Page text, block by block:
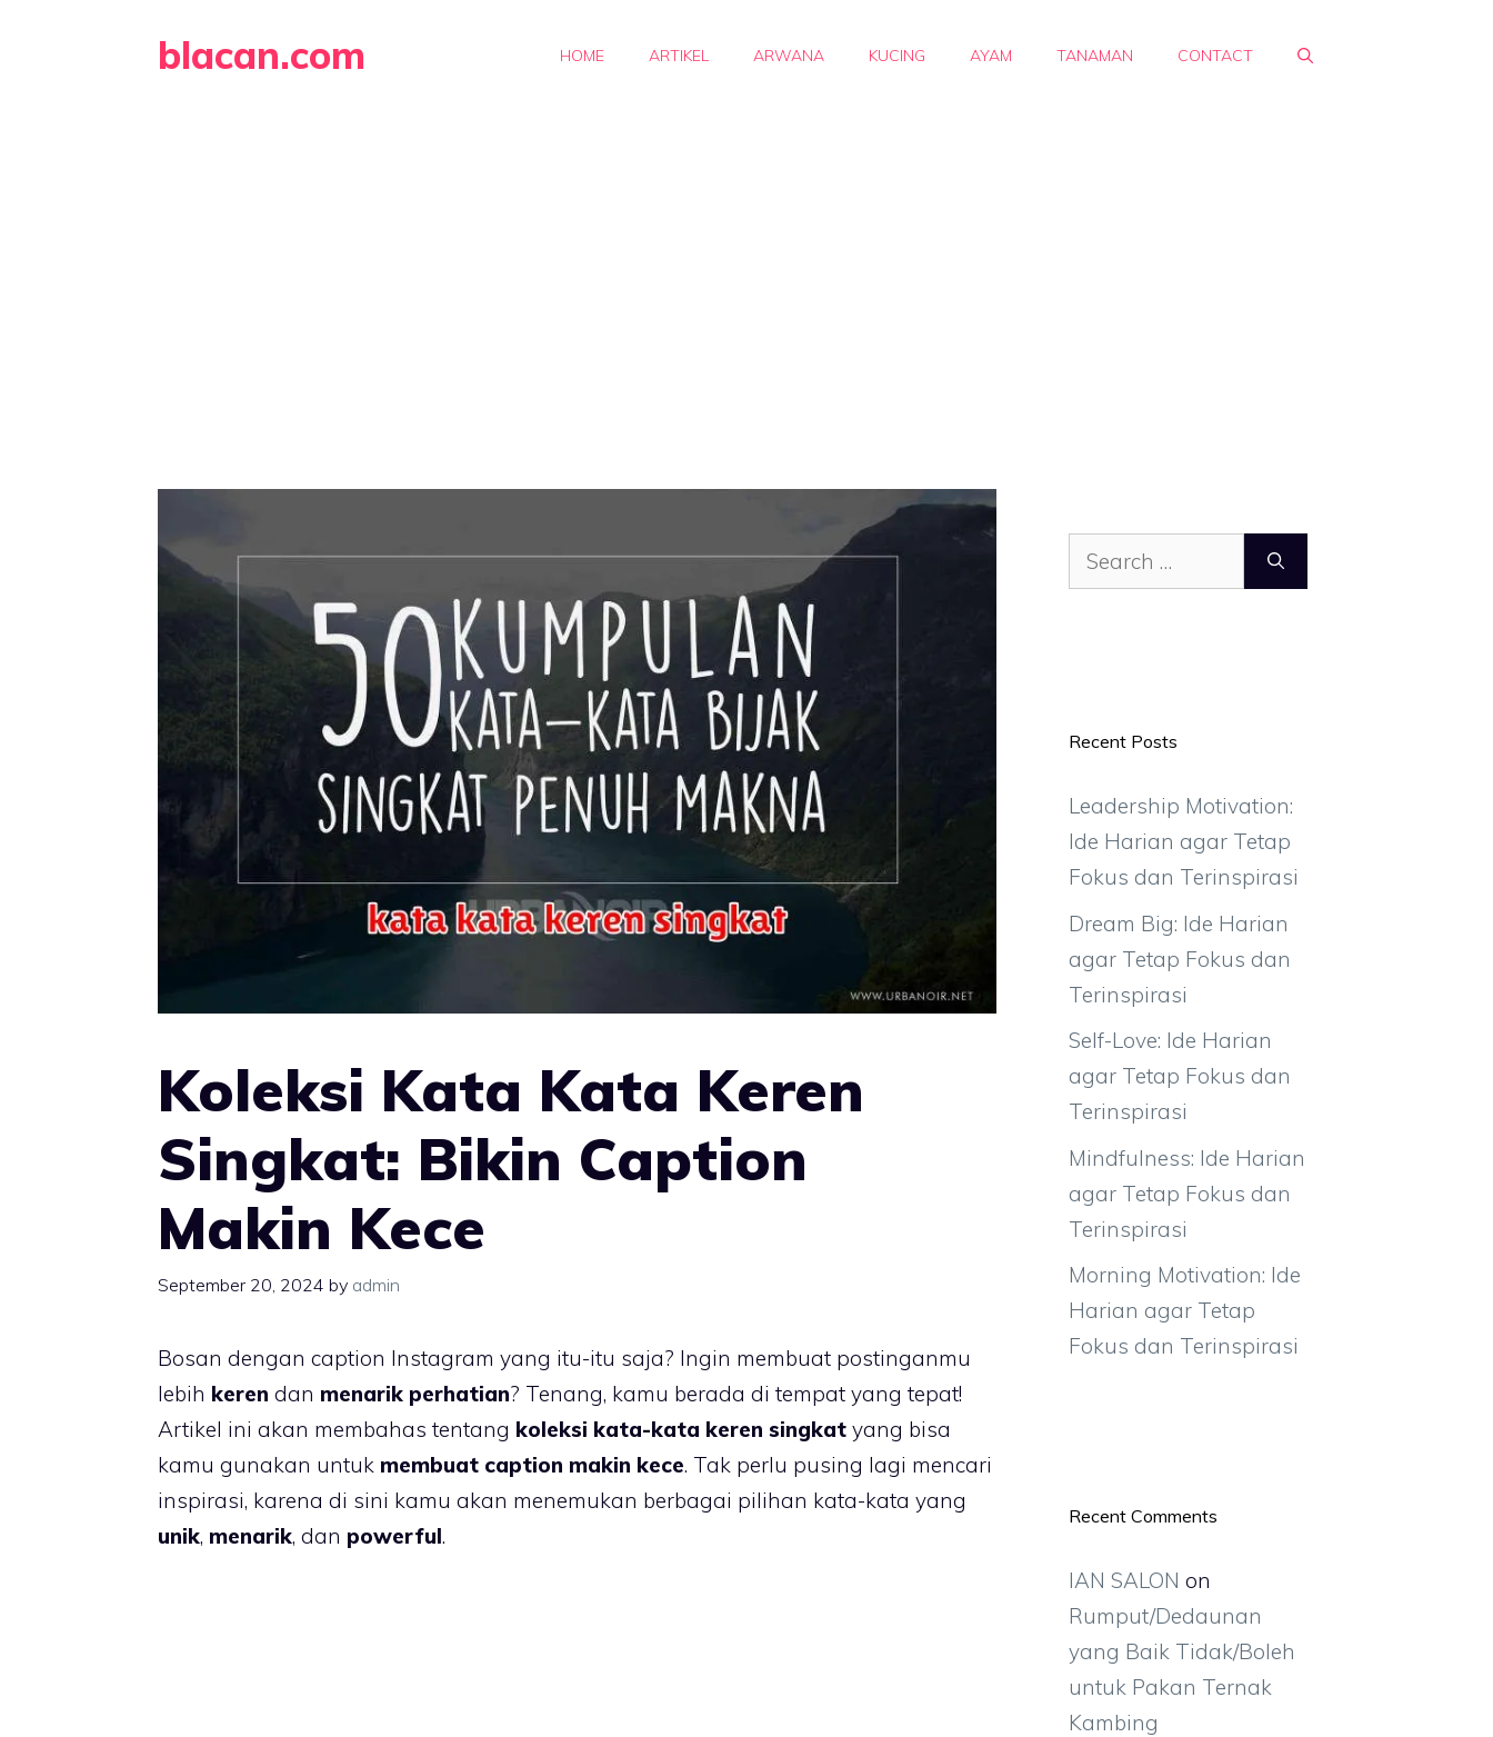
blacan.com HOME ARTIKEL ARWANA KUCING AYAM TANAMAN CONTACT
Koleksi Kata Kata Keren
Singkat: Bikin Caption
Makin Kece
September 20, 2024 by admin
Bosan dengan caption Instagram yang itu-itu saja? Ingin membuat postinganmu
lebih keren dan menarik perhatian? Tenang, kamu berada di tempat yang tepat!
Artikel ini akan membahas tentang koleksi kata-kata keren singkat yang bisa
kamu gunakan untuk membuat caption makin kece. Tak perlu pusing lagi mencari
inspirasi, karena di sini kamu akan menemukan berbagai pilihan kata-kata yang
unik, menarik, dan powerful.
Search
for:
Recent Posts
Leadership Motivation:
Ide Harian agar Tetap
Fokus dan Terinspirasi
Dream Big: Ide Harian
agar Tetap Fokus dan
Terinspirasi
Self-Love: Ide Harian
agar Tetap Fokus dan
Terinspirasi
Mindfulness: Ide Harian
agar Tetap Fokus dan
Terinspirasi
Morning Motivation: Ide
Harian agar Tetap
Fokus dan Terinspirasi
Recent Comments
IAN SALON on
Rumput/Dedaunan
yang Baik Tidak/Boleh
untuk Pakan Ternak
Kambing